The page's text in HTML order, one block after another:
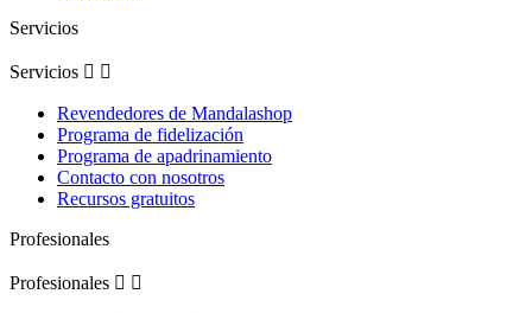
Servicios
Servicios  
Revendedores de Mandalashop
Programa de fidelización
Programa de apadrinamiento
Contacto con nosotros
Recursos gratuitos
Profesionales
Profesionales  